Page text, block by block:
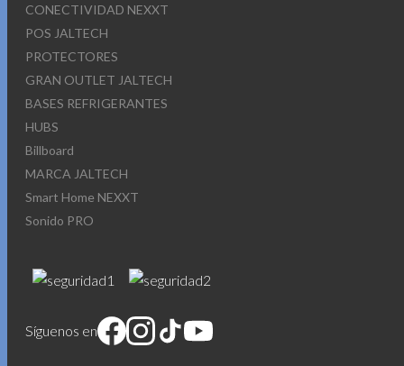
CONECTIVIDAD NEXXT
POS JALTECH
PROTECTORES
GRAN OUTLET JALTECH
BASES REFRIGERANTES
HUBS
Billboard
MARCA JALTECH
Smart Home NEXXT
Sonido PRO
Síguenos en